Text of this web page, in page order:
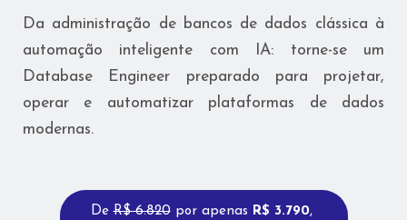
Da administração de bancos de dados clássica à
automação inteligente com IA: torne-se um
Database Engineer preparado para projetar,
operar e automatizar plataformas de dados
modernas.
DeR$ 6.820por apenas R$ 3.790,